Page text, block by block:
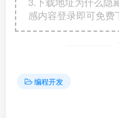
感内容登录即可免费
编程开发